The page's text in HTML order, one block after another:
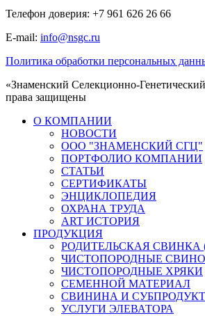
Телефон доверия: +7 961 626 26 66
E-mail: info@nsgc.ru
Политика обработки персональных
«Знаменский Селекционно-
права защищены
О КОМПАНИИ
НОВОСТИ
ООО "ЗНАМЕНСКИЙ СГЦ"
ПОРТФОЛИО КОМПАНИИ
СТАТЬИ
СЕРТИФИКАТЫ
ЭНЦИКЛОПЕДИЯ
ОХРАНА ТРУДА
ART ИСТОРИЯ
ПРОДУКЦИЯ
РОДИТЕЛЬСКАЯ СВИНКА
ЧИСТОПОРОДНЫЕ
ЧИСТОПОРОДНЫЕ ХРЯКИ
СЕМЕННОЙ МАТЕРИАЛ
СВИНИНА И
УСЛУГИ ЭЛЕВАТОРА